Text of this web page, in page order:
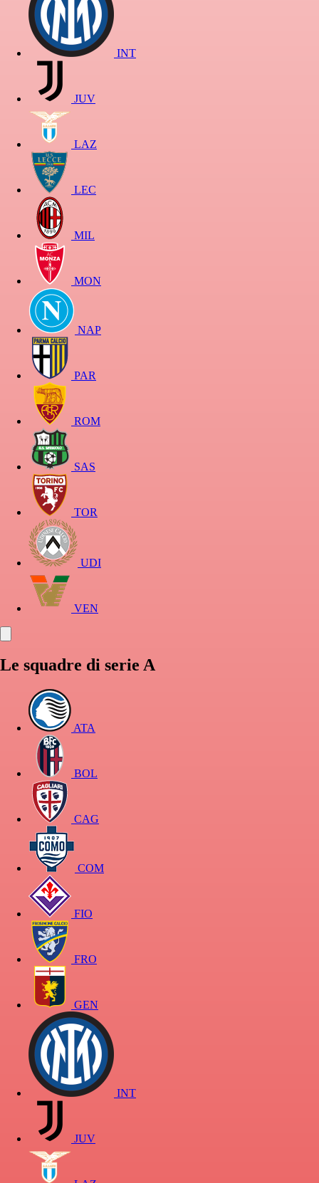
INT
JUV
LAZ
LEC
MIL
MON
NAP
PAR
ROM
SAS
TOR
UDI
VEN
Le squadre di serie A
ATA
BOL
CAG
COM
FIO
FRO
GEN
INT
JUV